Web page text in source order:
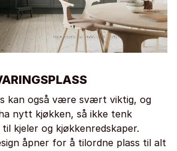
kan også være svært viktig, og
nytt kjøkken, så ikke tenk
kjeler og kjøkkenredskaper.
åpner for å tilordne plass til alt